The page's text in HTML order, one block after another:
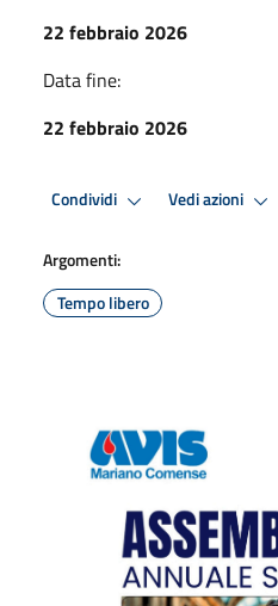
22 febbraio 2026
Data fine:
22 febbraio 2026
Condividi Vedi azioni
Argomenti:
Tempo libero